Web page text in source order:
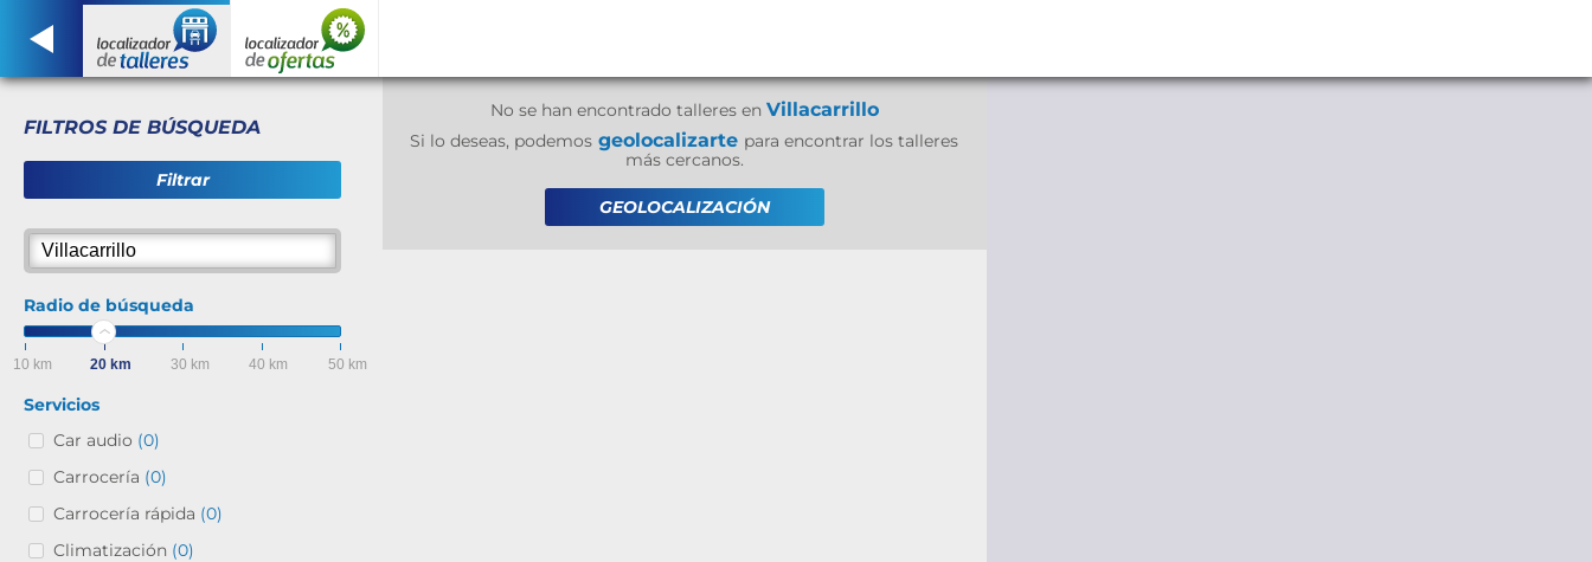
FILTROS DE BÚSQUEDA
Filtrar
Radio de búsqueda
10 km 20 km 30 km 40 km 50 km
Servicios
Car audio (0)
Carrocería (0)
Carrocería rápida (0)
Climatización (0)
No se han encontrado talleres en Villacarrillo
Si lo deseas, podemos geolocalizarte para encontrar los talleres
más cercanos.
GEOLOCALIZACIÓN